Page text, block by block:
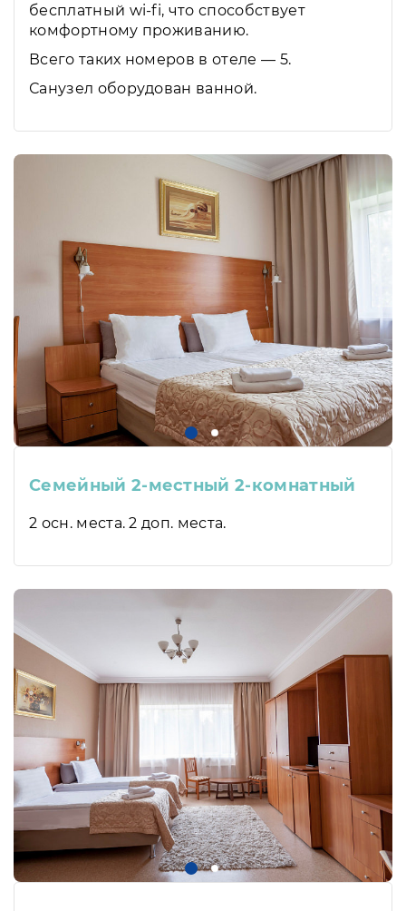
бесплатный wi-fi, что способствует
комфортному проживанию.
Всего таких номеров в отеле — 5.
Санузел оборудован ванной.
Семейный 2-местный 2-комнатный
2 осн. места. 2 доп. места.